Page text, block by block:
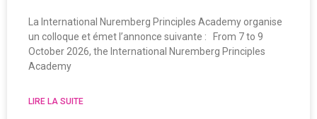
La International Nuremberg Principles Academy organise
un colloque et émet l’annonce suivante : From 7 to 9
October 2026, the International Nuremberg Principles
Academy
LIRE LA SUITE